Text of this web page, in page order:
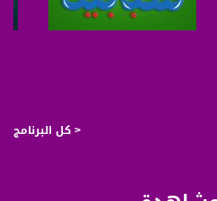
< كل البرنامج